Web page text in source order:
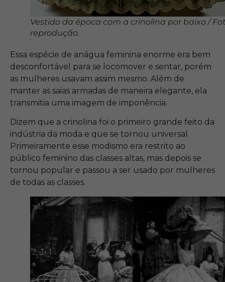
Vestido da época com a crinolina por baixo /
reprodução.
Essa espécie de anágua feminina enorme era bem
desconfortável para se locomover e sentar, porém
as mulheres usavam assim mesmo. Além de
manter as saias armadas de maneira elegante, ela
transmitia uma imagem de imponência.
Dizem que a crinolina foi o primeiro grande feito da
indústria da moda e que se tornou universal.
Primeiramente esse modismo era restrito ao
público feminino das classes altas, mas depois se
tornou popular e passou a ser usado por mulheres
de todas as classes.